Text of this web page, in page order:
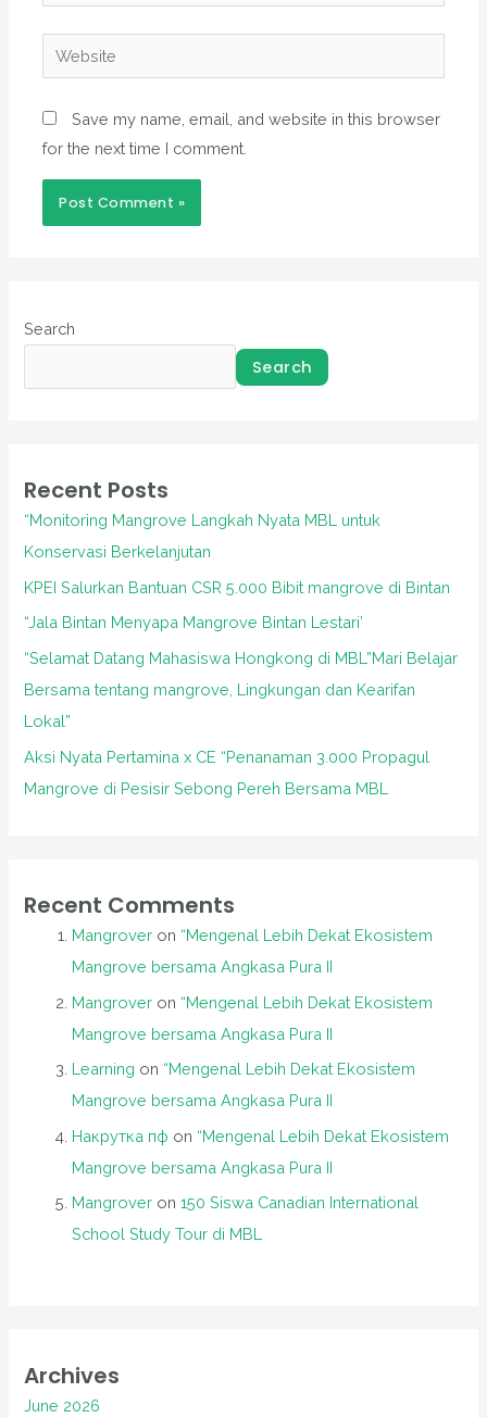
Website
Save my name, email, and website in this browser
for the next time I comment.
Search
Search
Recent Posts
“Monitoring Mangrove Langkah Nyata MBL untuk
Konservasi Berkelanjutan
KPEI Salurkan Bantuan CSR 5.000 Bibit mangrove di Bintan
“Jala Bintan Menyapa Mangrove Bintan Lestari’
“Selamat Datang Mahasiswa Hongkong di MBL”Mari Belajar
Bersama tentang mangrove, Lingkungan dan Kearifan
Lokal”
Aksi Nyata Pertamina x CE “Penanaman 3.000 Propagul
Mangrove di Pesisir Sebong Pereh Bersama MBL
Recent Comments
Mangrover on “Mengenal Lebih Dekat Ekosistem
Mangrove bersama Angkasa Pura II
Mangrover on “Mengenal Lebih Dekat Ekosistem
Mangrove bersama Angkasa Pura II
Learning on “Mengenal Lebih Dekat Ekosistem
Mangrove bersama Angkasa Pura II
Накрутка пф on “Mengenal Lebih Dekat Ekosistem
Mangrove bersama Angkasa Pura II
Mangrover on150 Siswa Canadian International
School Study Tour di MBL
Archives
June 2026